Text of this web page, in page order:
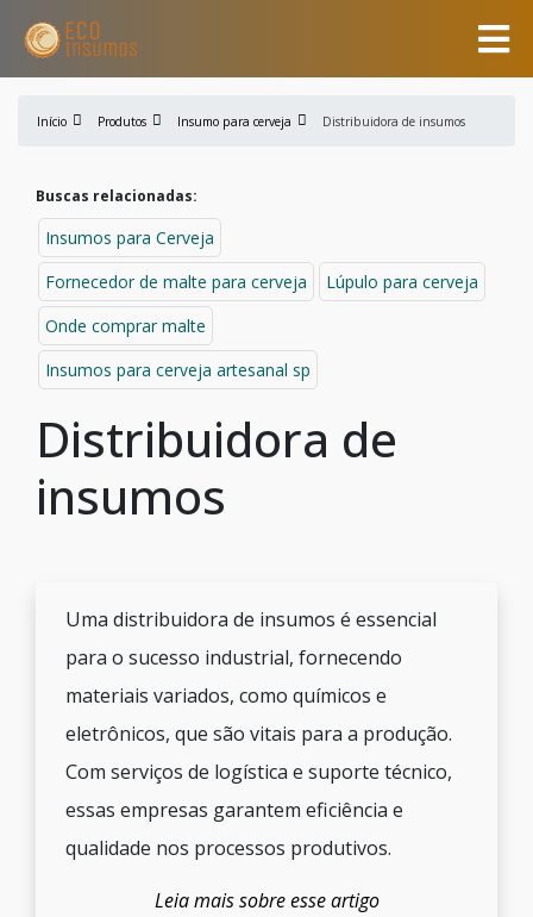
Início Produtos Insumo para cerveja Distribuidora de insumos
Buscas relacionadas:
Insumos para Cerveja
Fornecedor de malte para cerveja
Lúpulo para cerveja
Onde comprar malte
Insumos para cerveja artesanal sp
Distribuidora de
insumos
Uma distribuidora de insumos é essencial
para o sucesso industrial, fornecendo
materiais variados, como químicos e
eletrônicos, que são vitais para a produção.
Com serviços de logística e suporte técnico,
essas empresas garantem eficiência e
qualidade nos processos produtivos.